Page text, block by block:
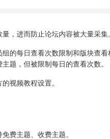
，进而防止论坛内容被大量采集
的每日查看次数限制和版块查
题，但被限制每日的查看次数。
视频教程设置。
费主题、收费主题。